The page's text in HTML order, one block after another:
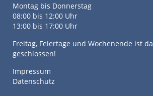
Montag bis Donnerstag
08:00 bis 12:00 Uhr
13:00 bis 17:00 Uhr
Freitag, Feiertage und Wochenende ist
geschlossen!
Impressum
Datenschutz